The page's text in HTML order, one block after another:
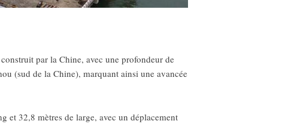
par la Chine, avec une profondeur de
(sud de la Chine), marquant ainsi une avancée
et 32,8 mètres de large, avec un déplacement